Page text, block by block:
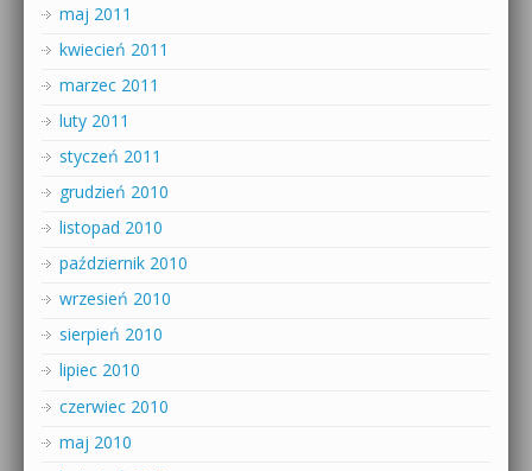
maj 2011
kwiecień 2011
marzec 2011
luty 2011
styczeń 2011
grudzień 2010
listopad 2010
październik 2010
wrzesień 2010
sierpień 2010
lipiec 2010
czerwiec 2010
maj 2010